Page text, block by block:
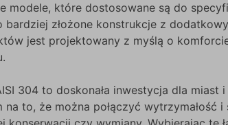
modele, które dostosowane są do
złożone konstrukcje z
jest projektowany z myślą o
304 to doskonała inwestycja dla
to, że można połączyć